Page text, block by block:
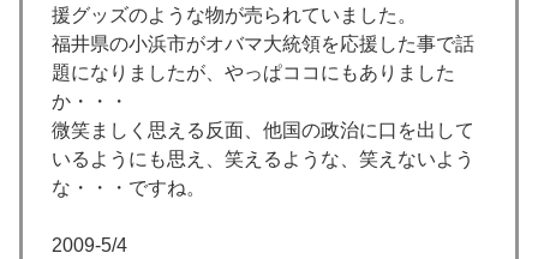
援グッズのような物が売られていました。
福井県の小浜市がオバマ大統領を応援した事で話
題になりましたが、やっぱココにもありました
か・・・
微笑ましく思える反面、他国の政治に口を出して
いるようにも思え、笑えるような、笑えないよう
な・・・ですね。
2009-5/4